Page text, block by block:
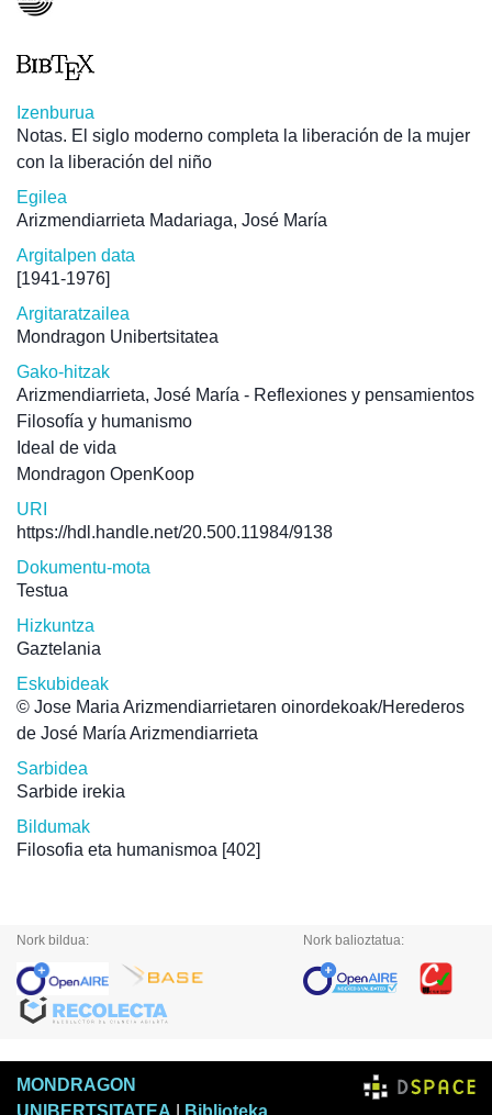
Izenburua
Notas. El siglo moderno completa la liberación de la mujer
con la liberación del niño
Egilea
Arizmendiarrieta Madariaga, José María
Argitalpen data
[1941-1976]
Argitaratzailea
Mondragon Unibertsitatea
Gako-hitzak
Arizmendiarrieta, José María - Reflexiones y pensamientos
Filosofía y humanismo
Ideal de vida
Mondragon OpenKoop
URI
https://hdl.handle.net/20.500.11984/9138
Dokumentu-mota
Testua
Hizkuntza
Gaztelania
Eskubideak
© Jose Maria Arizmendiarrietaren oinordekoak/Herederos
de José María Arizmendiarrieta
Sarbidea
Sarbide irekia
Bildumak
Filosofia eta humanismoa [402]
Nork bildua: Nork balioztatua:
MONDRAGON